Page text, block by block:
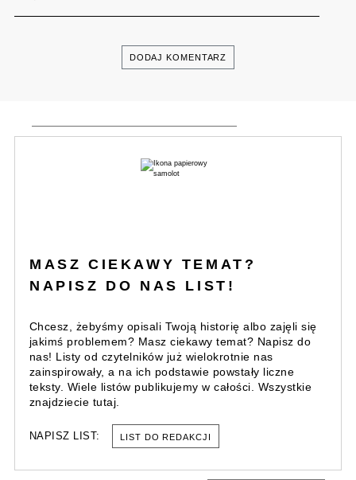
MASZ CIEKAWY TEMAT?
NAPISZ DO NAS LIST!
Chcesz, żebyśmy opisali Twoją historię albo zajęli się
jakimś problemem? Masz ciekawy temat? Napisz do
nas! Listy od czytelników już wielokrotnie nas
zainspirowały, a na ich podstawie powstały liczne
teksty. Wiele listów publikujemy w całości. Wszystkie
znajdziecie tutaj.
NAPISZ LIST: LIST DO REDAKCJI